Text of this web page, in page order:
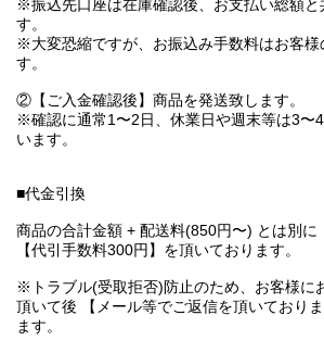
※振込先口座は在庫確認後、お支払い総額と
す。
※大変恐縮ですが、お振込み手数料はお客様
す。
②【ご入金確認後】商品を発送致します。
※確認に通常1〜2日、休業日や週末等は3〜
います。
■代金引換
商品の合計金額 + 配送料(850円〜) とは別に
【代引手数料300円】を頂いております。
※トラブル(受取拒否)防止のため、お客様に
頂いて後 【メール等でご返信を頂いており
ます。